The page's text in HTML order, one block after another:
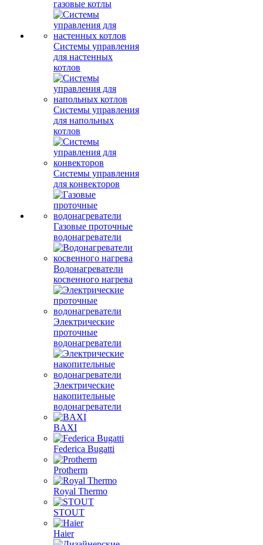
газовые котлы
Системы управления
для настенных
котлов
Системы управления
для напольных
котлов
Системы управления
для конвекторов
Газовые проточные
водонагреватели
Водонагреватели
косвенного нагрева
Электрические
проточные
водонагреватели
Электрические
накопительные
водонагреватели
BAXI
Federica Bugatti
Protherm
Royal Thermo
STOUT
Haier